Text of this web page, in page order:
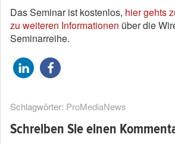
Das Seminar ist kostenlos, hier gehts
zu weiteren Informationen über die
Seminarreihe.
Schlagwörter: ProMediaNews
Schreiben Sie einen